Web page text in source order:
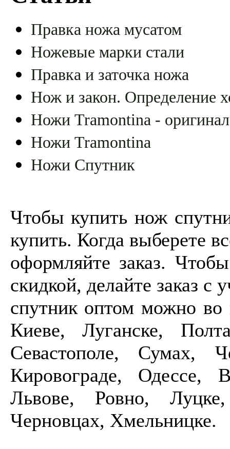
Правка ножа мусатом
Ножевые марки стали
Правка и заточка ножа
Нож и закон. Определение
Ножи Tramontina -
Ножи Tramontina
Ножи Спутник
Чтобы купить нож
купить. Когда выберете
оформляйте заказ.
скидкой, делайте заказ с
спутник оптом можно во
Киеве, Луганске,
Севастополе, Сумах,
Кировограде, Одессе,
Львове, Ровно,
Черновцах, Хмельницке.